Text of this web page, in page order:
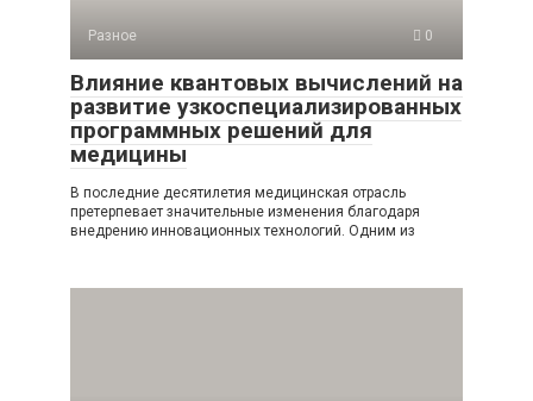
Разное 0
Влияние квантовых вычислений на
развитие узкоспециализированных
программных решений для
медицины
В последние десятилетия медицинская отрасль
претерпевает значительные изменения благодаря
внедрению инновационных технологий. Одним из